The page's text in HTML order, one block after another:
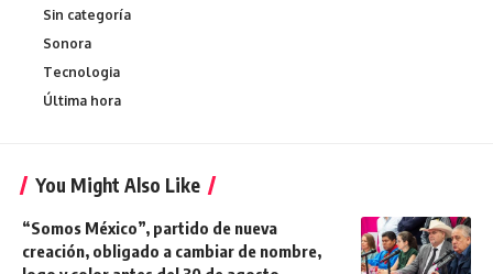
Sin categoría
Sonora
Tecnologia
Última hora
You Might Also Like
“Somos México”, partido de nueva
creación, obligado a cambiar de nombre,